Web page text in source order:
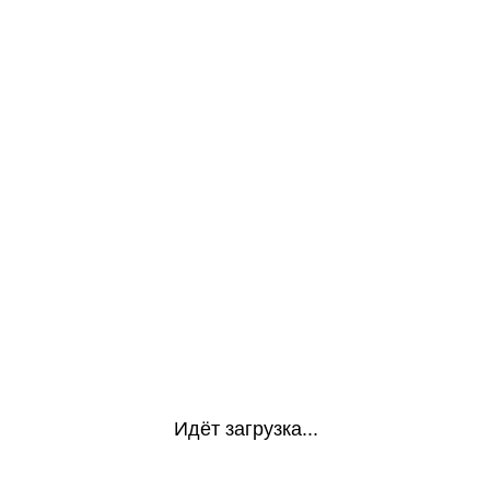
Идёт загрузка...